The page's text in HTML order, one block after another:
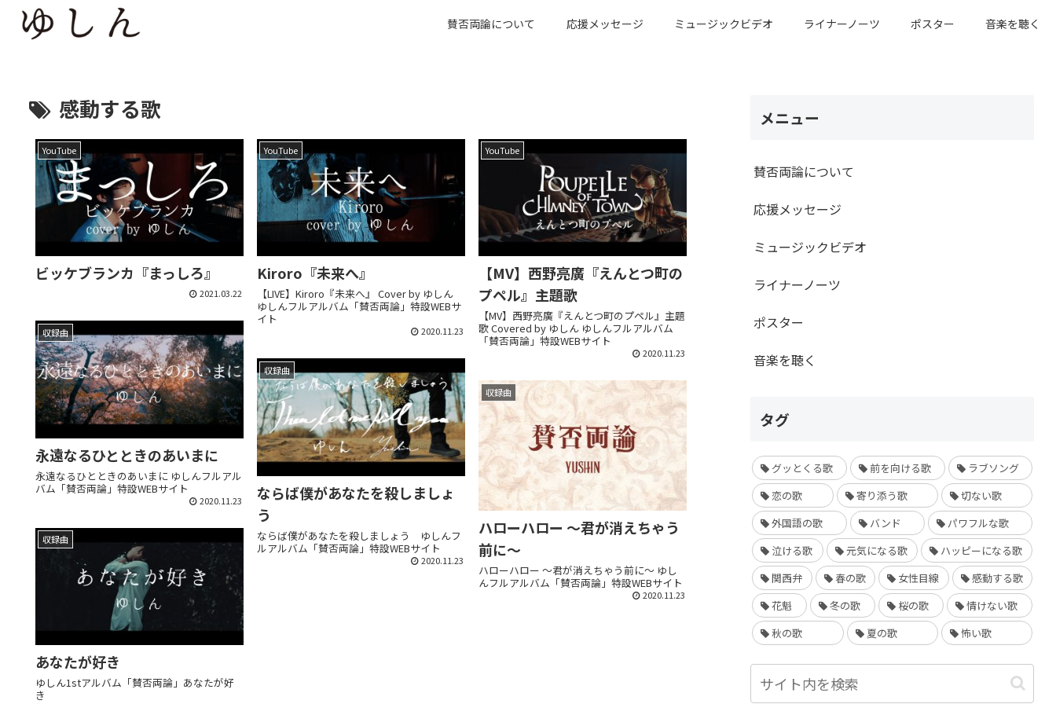
賛否両論について 応援メッセージ ミュージックビデオ ライナーノーツ ポスター 音楽を聴く
感動する歌
YouTube
ビッケブランカ『まっしろ』
2021.03.22
YouTube
Kiroro『未来へ』
【LIVE】Kiroro『未来へ』 Cover by ゆしん
ゆしんフルアルバム「賛否両論」特設WEBサ
イト
2020.11.23
YouTube
【MV】西野亮廣『えんとつ町の
プペル』主題歌
【MV】西野亮廣『えんとつ町のプペル』主題
歌 Covered by ゆしん ゆしんフルアルバム
「賛否両論」特設WEBサイト
2020.11.23
収録曲
永遠なるひとときのあいまに
永遠なるひとときのあいまに ゆしんフルアル
バム「賛否両論」特設WEBサイト
2020.11.23
収録曲
ならば僕があなたを殺しましょ
う
ならば僕があなたを殺しましょう ゆしんフ
ルアルバム「賛否両論」特設WEBサイト
2020.11.23
収録曲
ハローハロー ～君が消えちゃう
前に～
ハローハロー ～君が消えちゃう前に～ ゆし
んフルアルバム「賛否両論」特設WEBサイト
2020.11.23
収録曲
あなたが好き
ゆしん1stアルバム「賛否両論」あなたが好
き
メニュー
賛否両論について
応援メッセージ
ミュージックビデオ
ライナーノーツ
ポスター
音楽を聴く
タグ
グッとくる歌 前を向ける歌
ラブソング
恋の歌
寄り添う歌
切ない歌
外国語の歌
バンド
パワフルな歌
泣ける歌
元気になる歌
ハッピーになる歌
関西弁
春の歌 女性目線
感動する歌
花魁
冬の歌 桜の歌
情けない歌
秋の歌
夏の歌 怖い歌